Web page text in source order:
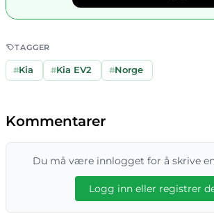
TAGGER
#Kia #Kia EV2 #Norge
Kommentarer
Du må være innlogget for å skrive
Logg inn eller registrer